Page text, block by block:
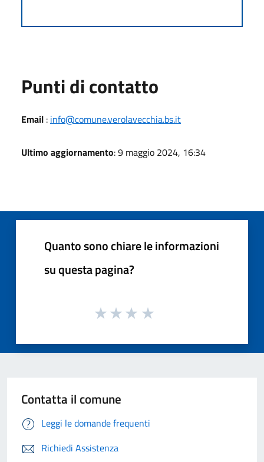
Punti di contatto
Email : info@comune.verolavecchia.bs.it
Ultimo aggiornamento: 9 maggio 2024, 16:34
Quanto sono chiare le informazioni
su questa pagina?
Contatta il comune
Leggi le domande frequenti
Richiedi Assistenza